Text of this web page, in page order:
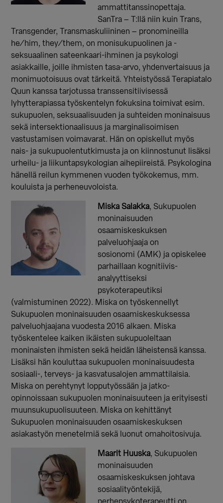
ammattitanssinopettaja.
SanTra – T:llä niin kuin Trans,
Transgender, Transmaskuliininen – pronomineilla
he/him, they/them, on monisukupuolinen ja -
seksuaalinen sateenkaari-ihminen ja psykologi
asiakkaille, joille ihmisten tasa-arvo, yhdenvertaisuus ja
monimuotoisuus ovat tärkeitä. Yhteistyössä Terapiatalo
Quun kanssa tarjotussa transsensitiivisessä
lyhytterapiassa työskentelyn fokuksina toimivat esim.
sukupuolen, seksuaalisuuden ja suhteiden moninaisuus
sekä intersektionaalisuus ja marginalisoimisen
vastustamisen voimavarat. Hän on opiskellut myös
nais- ja sukupuolentutkimusta ja on kiinnostunut lisäksi
urheilu- ja liikuntapsykologian aihepiireistä. Psykologina
hänellä reilun kymmenen vuoden työkokemus, mm.
kouluista ja perheneuvoloista.
Miska Salakka, Sukupuolen
moninaisuuden
osaamiskeskuksen
palveluohjaaja on
sosionomi (AMK) ja opiskelee
parhaillaan kognitiivis-
analyyttiseksi
psykoterapeutiksi
(valmistuminen 2022). Miska on työskennellyt
Sukupuolen moninaisuuden osaamiskeskuksessa
palveluohjaajana vuodesta 2016 alkaen. Miska
työskentelee kaiken ikäisten sukupuoleltaan
moninaisten ihmisten sekä heidän läheistensä kanssa.
Lisäksi hän kouluttaa sukupuolen moninaisuudesta
sosiaali-, terveys- ja kasvatusalojen ammattilaisia.
Miska on perehtynyt lopputyössään ja jatko-
opinnoissaan sukupuolen moninaisuuteen ja erityisesti
muunsukupuolisuuteen. Miska on kehittänyt
Sukupuolen moninaisuuden osaamiskeskuksen
asiakastyön menetelmiä sekä luonut omahoitosivuja.
Maarit Huuska, Sukupuolen
moninaisuuden
osaamiskeskuksen johtava
sosiaalityöntekijä,